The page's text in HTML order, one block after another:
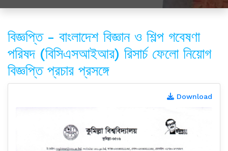
বিজ্ঞপ্তি - বাংলাদেশ বিজ্ঞান ও শিল্প গবেষণা
পরিষদ (বিসিএসআইআর) রিসার্চ ফেলো নিয়োগ
বিজ্ঞপ্তি প্রচার প্রসঙ্গে
Download